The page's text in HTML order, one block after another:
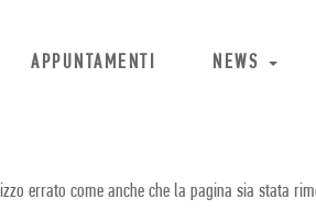
APPUNTAMENTI NEWS
errato come anche che la pagina sia stata